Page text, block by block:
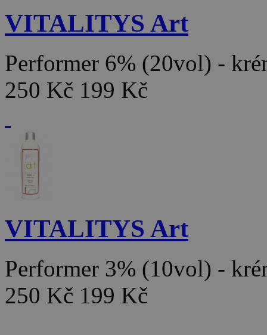
VITALITYS Art
Performer 6% (20vol) -
250 Kč 199 Kč
VITALITYS Art
Performer 3% (10vol) -
250 Kč 199 Kč